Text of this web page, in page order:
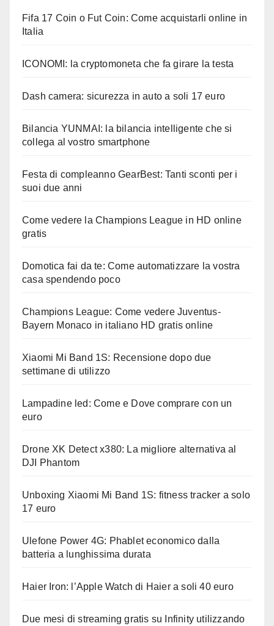
Fifa 17 Coin o Fut Coin: Come acquistarli online in
Italia
ICONOMI: la cryptomoneta che fa girare la testa
Dash camera: sicurezza in auto a soli 17 euro
Bilancia YUNMAI: la bilancia intelligente che si
collega al vostro smartphone
Festa di compleanno GearBest: Tanti sconti per i
suoi due anni
Come vedere la Champions League in HD online
gratis
Domotica fai da te: Come automatizzare la vostra
casa spendendo poco
Champions League: Come vedere Juventus-
Bayern Monaco in italiano HD gratis online
Xiaomi Mi Band 1S: Recensione dopo due
settimane di utilizzo
Lampadine led: Come e Dove comprare con un
euro
Drone XK Detect x380: La migliore alternativa al
DJI Phantom
Unboxing Xiaomi Mi Band 1S: fitness tracker a solo
17 euro
Ulefone Power 4G: Phablet economico dalla
batteria a lunghissima durata
Haier Iron: l’Apple Watch di Haier a soli 40 euro
Due mesi di streaming gratis su Infinity utilizzando